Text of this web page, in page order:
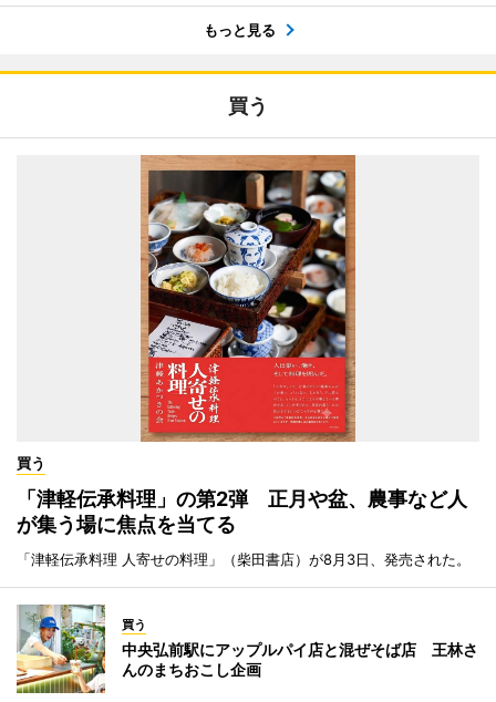
もっと見る
買う
買う
「津軽伝承料理」の第2弾 正月や盆、農事など人
が集う場に焦点を当てる
「津軽伝承料理 人寄せの料理」（柴田書店）が8月3日、発売された。
買う
中央弘前駅にアップルパイ店と混ぜそば店 王林さ
んのまちおこし企画